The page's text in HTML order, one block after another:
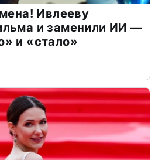
Ивлееву
и заменили ИИ —
и «стало»